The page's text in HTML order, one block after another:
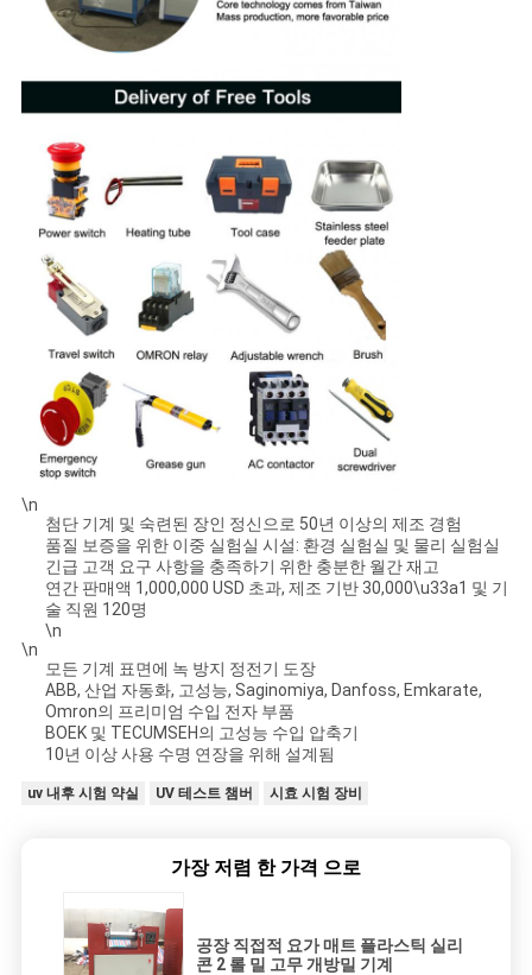
\n
첨단 기계 및 숙련된 장인 정신으로 50년 이상의 제조 경험
품질 보증을 위한 이중 실험실 시설: 환경 실험실 및 물리 실험실
긴급 고객 요구 사항을 충족하기 위한 충분한 월간 재고
연간 판매액 1,000,000 USD 초과, 제조 기반 30,000\u33a1 및 기
술 직원 120명
\n
\n
모든 기계 표면에 녹 방지 정전기 도장
ABB, 산업 자동화, 고성능, Saginomiya, Danfoss, Emkarate,
Omron의 프리미엄 수입 전자 부품
BOEK 및 TECUMSEH의 고성능 수입 압축기
10년 이상 사용 수명 연장을 위해 설계됨
uv 내후 시험 약실 UV 테스트 챔버 시효 시험 장비
가장 저렴 한 가격 으로
공장 직접적 요가 매트 플라스틱 실리
콘 2 롤 밀 고무 개방밀 기계